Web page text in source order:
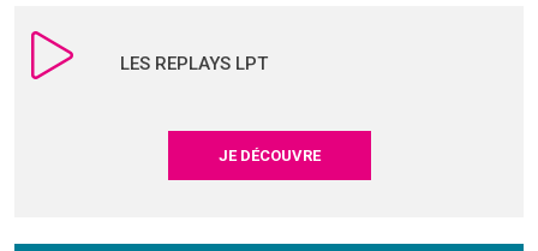
LES REPLAYS LPT
JE DÉCOUVRE